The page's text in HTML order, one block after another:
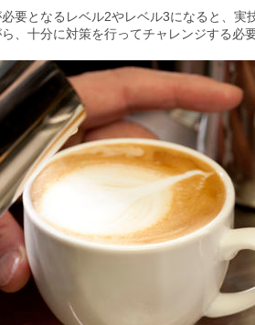
要となるレベル2やレベル3になると、実
、十分に対策を行ってチャレンジする必